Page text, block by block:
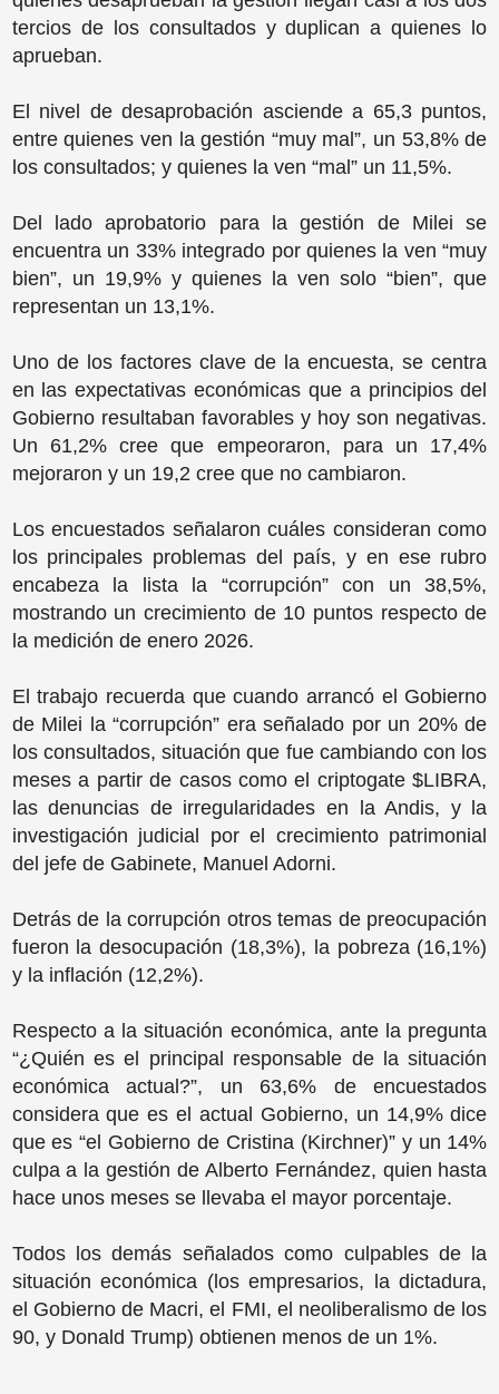
tercios de los consultados y duplican a quienes lo
aprueban.
El nivel de desaprobación asciende a 65,3 puntos,
entre quienes ven la gestión “muy mal”, un 53,8% de
los consultados; y quienes la ven “mal” un 11,5%.
Del lado aprobatorio para la gestión de Milei se
encuentra un 33% integrado por quienes la ven “muy
bien”, un 19,9% y quienes la ven solo “bien”, que
representan un 13,1%.
Uno de los factores clave de la encuesta, se centra
en las expectativas económicas que a principios del
Gobierno resultaban favorables y hoy son negativas.
Un 61,2% cree que empeoraron, para un 17,4%
mejoraron y un 19,2 cree que no cambiaron.
Los encuestados señalaron cuáles consideran como
los principales problemas del país, y en ese rubro
encabeza la lista la “corrupción” con un 38,5%,
mostrando un crecimiento de 10 puntos respecto de
la medición de enero 2026.
El trabajo recuerda que cuando arrancó el Gobierno
de Milei la “corrupción” era señalado por un 20% de
los consultados, situación que fue cambiando con los
meses a partir de casos como el criptogate $LIBRA,
las denuncias de irregularidades en la Andis, y la
investigación judicial por el crecimiento patrimonial
del jefe de Gabinete, Manuel Adorni.
Detrás de la corrupción otros temas de preocupación
fueron la desocupación (18,3%), la pobreza (16,1%)
y la inflación (12,2%).
Respecto a la situación económica, ante la pregunta
“¿Quién es el principal responsable de la situación
económica actual?”, un 63,6% de encuestados
considera que es el actual Gobierno, un 14,9% dice
que es “el Gobierno de Cristina (Kirchner)” y un 14%
culpa a la gestión de Alberto Fernández, quien hasta
hace unos meses se llevaba el mayor porcentaje.
Todos los demás señalados como culpables de la
situación económica (los empresarios, la dictadura,
el Gobierno de Macri, el FMI, el neoliberalismo de los
90, y Donald Trump) obtienen menos de un 1%.